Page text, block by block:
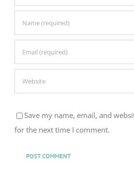
Save my name, email, and
for the next time I comment.